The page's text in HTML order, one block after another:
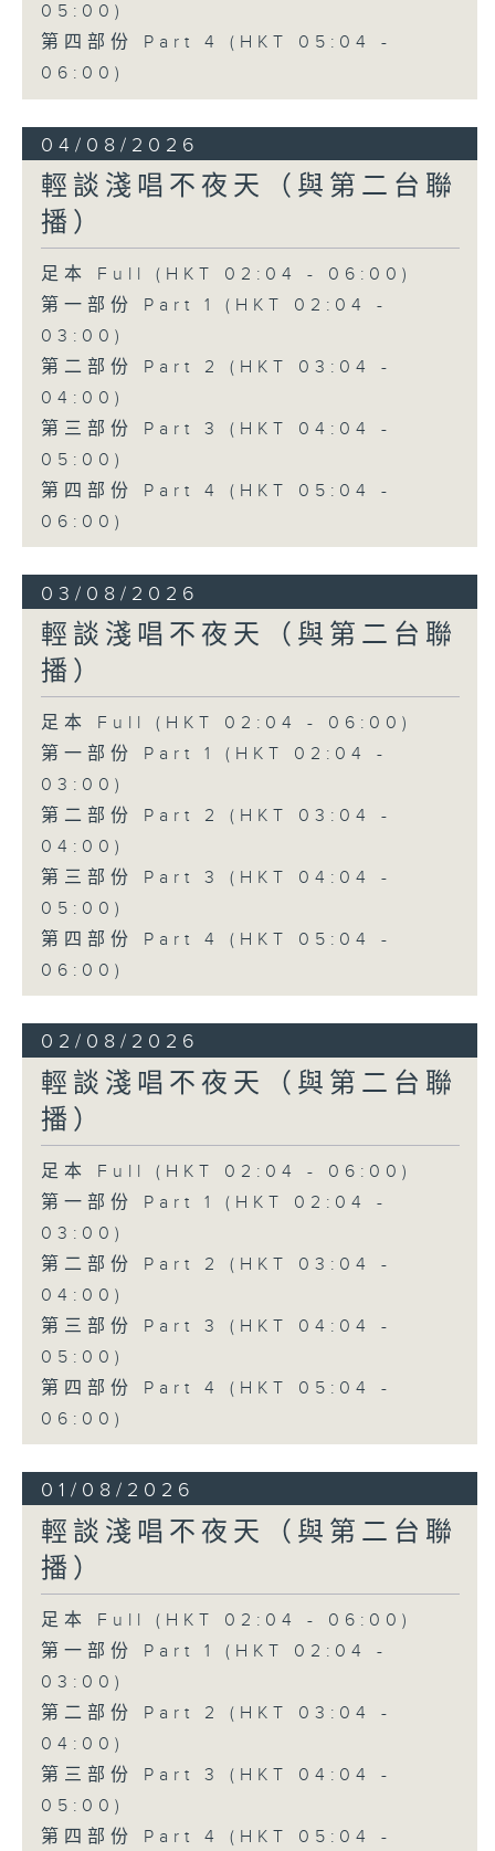
05:00)
第四部份 Part 4 (HKT 05:04 -
06:00)
04/08/2026
輕談淺唱不夜天（與第二台聯
播）
足本 Full (HKT 02:04 - 06:00)
第一部份 Part 1 (HKT 02:04 -
03:00)
第二部份 Part 2 (HKT 03:04 -
04:00)
第三部份 Part 3 (HKT 04:04 -
05:00)
第四部份 Part 4 (HKT 05:04 -
06:00)
03/08/2026
輕談淺唱不夜天（與第二台聯
播）
足本 Full (HKT 02:04 - 06:00)
第一部份 Part 1 (HKT 02:04 -
03:00)
第二部份 Part 2 (HKT 03:04 -
04:00)
第三部份 Part 3 (HKT 04:04 -
05:00)
第四部份 Part 4 (HKT 05:04 -
06:00)
02/08/2026
輕談淺唱不夜天（與第二台聯
播）
足本 Full (HKT 02:04 - 06:00)
第一部份 Part 1 (HKT 02:04 -
03:00)
第二部份 Part 2 (HKT 03:04 -
04:00)
第三部份 Part 3 (HKT 04:04 -
05:00)
第四部份 Part 4 (HKT 05:04 -
06:00)
01/08/2026
輕談淺唱不夜天（與第二台聯
播）
足本 Full (HKT 02:04 - 06:00)
第一部份 Part 1 (HKT 02:04 -
03:00)
第二部份 Part 2 (HKT 03:04 -
04:00)
第三部份 Part 3 (HKT 04:04 -
05:00)
第四部份 Part 4 (HKT 05:04 -